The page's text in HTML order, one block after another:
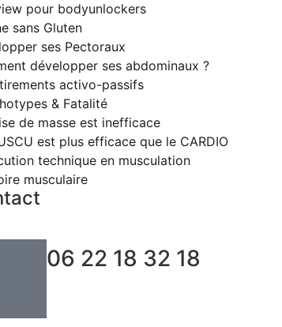
pour bodyunlockers
sans Gluten
ses Pectoraux
développer ses abdominaux ?
activo-passifs
& Fatalité
de masse est inefficace
est plus efficace que le CARDIO
technique en musculation
musculaire
06 22 18 32 18